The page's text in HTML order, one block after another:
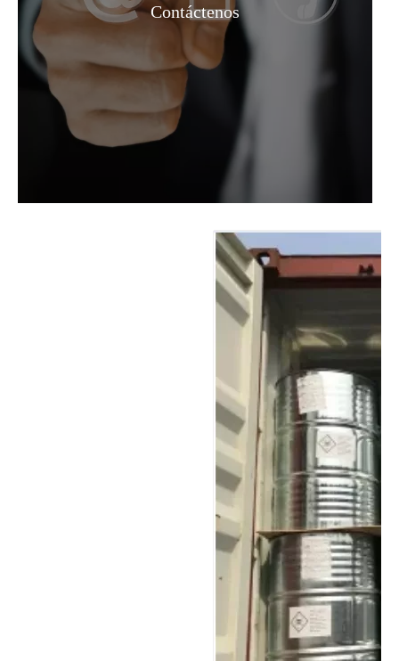
Precio de fábrica Cyc 99,9% Grado industrial CAS 108-94-1 Ciclohexanona
La pureza elevada del 99,9% de líquido disolvente industrial CAS 110-82-7 ciclohexano para caucho
Contáctenos